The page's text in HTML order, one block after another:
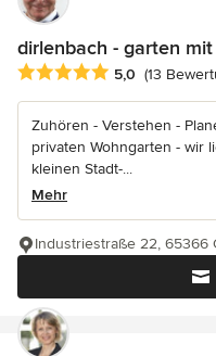
dirlenbach - garten
Durchschnittliche
5,0 (13
Zuhören - Verstehen -
privaten Wohngarten - wir
kleinen Stadt-...
Mehr
Industriestraße 22, 65366